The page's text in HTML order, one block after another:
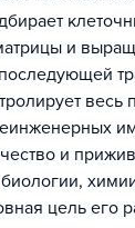
и
весь
и
цель его